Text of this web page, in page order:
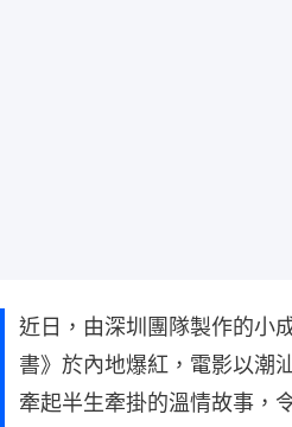
近日，由深圳團隊製作的小
書》於內地爆紅，電影以潮
牽起半生牽掛的溫情故事，